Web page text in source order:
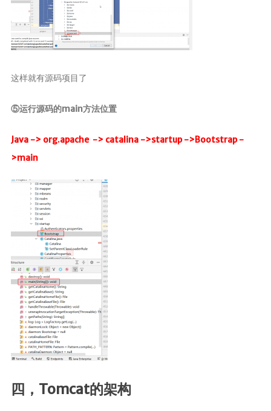
这样就有源码项目了
⑤运行源码的main方法位置
Java -> org.apache -> catalina ->startup ->Bootstrap -
>main
四，Tomcat的架构